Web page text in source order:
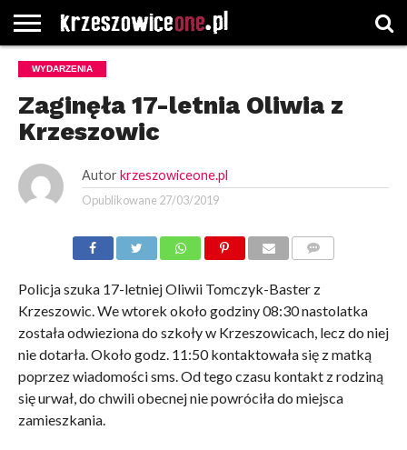
STRONA
GŁÓWNA
WYBORY
WYBIERZ
ROZKŁADY
GREGORCZYK
KONTAKT
WYDARZENIA
Zaginęła 17-letnia Oliwia z
Krzeszowic
Autor krzeszowiceone.pl
Opublikowane 27/03/2019
Policja szuka 17-letniej Oliwii Tomczyk-Baster z
Krzeszowic. We wtorek około godziny 08:30 nastolatka
została odwieziona do szkoły w Krzeszowicach, lecz do niej
nie dotarła. Około godz. 11:50 kontaktowała się z matką
poprzez wiadomości sms. Od tego czasu kontakt z rodziną
się urwał, do chwili obecnej nie powróciła do miejsca
zamieszkania.